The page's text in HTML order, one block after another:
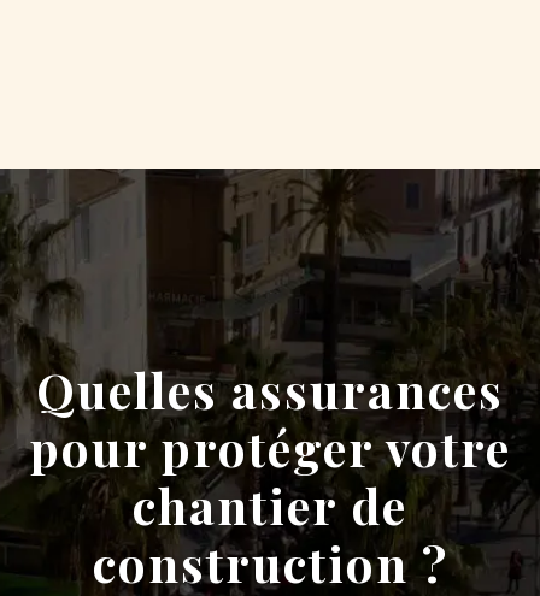
Quelles assurances
pour protéger votre
chantier de
construction ?